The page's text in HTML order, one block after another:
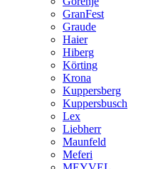
GranFest
Graude
Haier
Hiberg
Körting
Krona
Kuppersberg
Kuppersbusch
Lex
Liebherr
Maunfeld
Meferi